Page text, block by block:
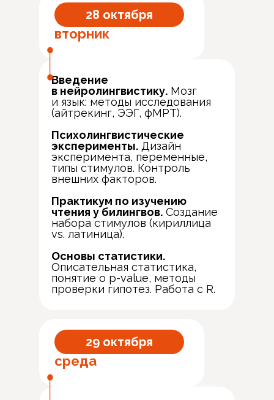
28 октября
вторник
Введение
в нейролингвистику. Мозг
и язык: методы исследования
(айтрекинг, ЭЭГ, фМРТ).
Психолингвистические
эксперименты. Дизайн
эксперимента, переменные,
типы стимулов. Контроль
внешних факторов.
Практикум по изучению
чтения у билингвов. Создание
набора стимулов (кириллица
vs. латиница).
Основы статистики.
Описательная статистика,
понятие о p-value, методы
проверки гипотез. Работа с R.
29 октября
среда